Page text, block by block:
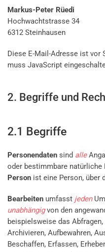
Markus-Peter Rüedi
Hochwachtstrasse 34
6312 Steinhausen
Diese E-Mail-Adresse ist vor
muss JavaScript
2. Begriffe und
2.1 Begriffe
Personendaten sind alle
oder bestimmbare natürliche
Person ist eine Person, über
Bearbeiten umfasst jeden
unabhängigvon den
beispielsweise das
Archivieren, Aufbewahren,
Beschaffen, Erfassen,